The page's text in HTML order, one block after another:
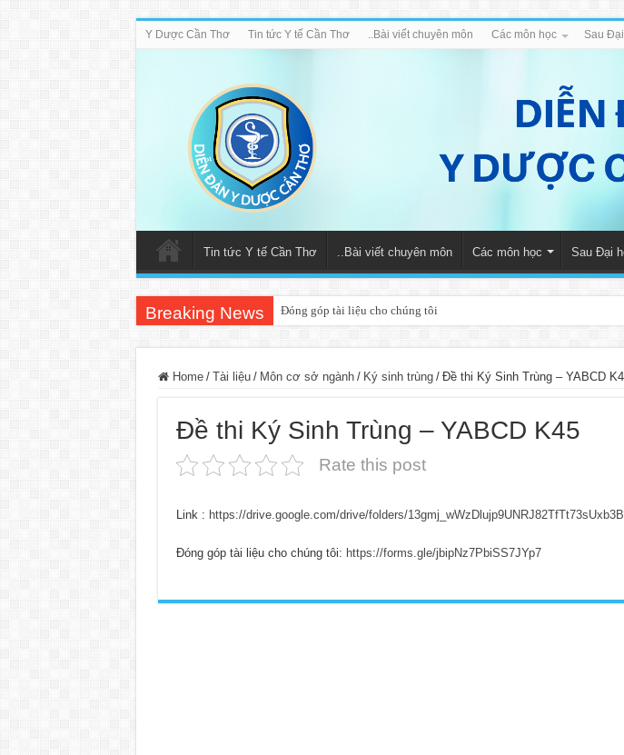
Y Dược Cần Thơ Tin tức Y tế Cần Thơ ..Bài viết chuyên môn Các môn học Sau
Tin tức Y tế Cần Thơ ..Bài viết chuyên môn Các môn học Sau Đại
Breaking News Đóng góp tài liệu cho chúng tôi
Home / Tài liệu / Môn cơ sở ngành / Ký sinh trùng / Đề thi Ký Sinh Trùng – YABCD
Đề thi Ký Sinh Trùng – YABCD K45
Rate this post
Link : https://drive.google.com/drive/folders/
Đóng góp tài liệu cho chúng tôi: https://forms.gle/jbipNz7PbiSS7JYp7